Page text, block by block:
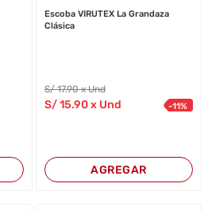
Escoba VIRUTEX La Grandaza
Clásica
S/17.90 x Und
S/15.90x Und -11%
AGREGAR